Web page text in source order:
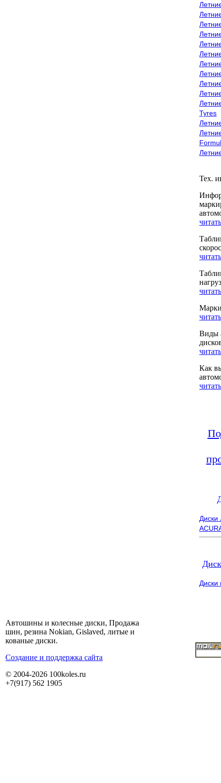
Tyres
Тех.
Виды
Как
Диски
Автошины и колесные диски, Продажа
шин, резина Nokian, Gislaved, литые и
кованые диски.
Cоздание и поддержка сайта
© 2004-2026 100koles.ru
+7(917) 562 1905